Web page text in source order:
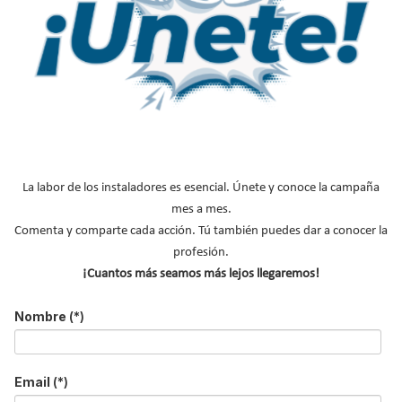
recuperación de energía
Miércoles, 26 Mayo 2010 15:17
Metro Bilbaoha presentado un sistema regenerativo capaz de
momento en una de sus subestaciones, consta de un
La labor de los instaladores es esencial. Únete y conoce la campaña
mes a mes.
Comenta y comparte cada acción. Tú también puedes dar a conocer la
profesión.
¡Cuantos más seamos más lejos llegaremos!
Nombre (*)
Email (*)